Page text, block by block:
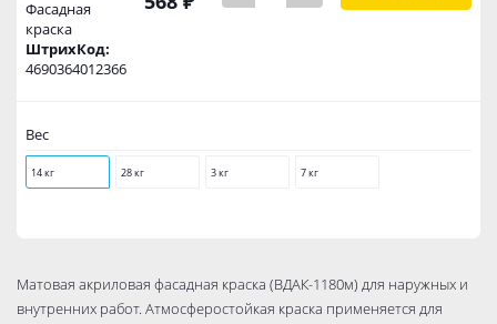
Фасадная
краска
ШтрихКод:
4690364012366
Вес
14 кг 28 кг 3 кг 7 кг
Матовая акриловая фасадная краска (ВДАК-1180м) для наружных и
внутренних работ. Атмосферостойкая краска применяется для